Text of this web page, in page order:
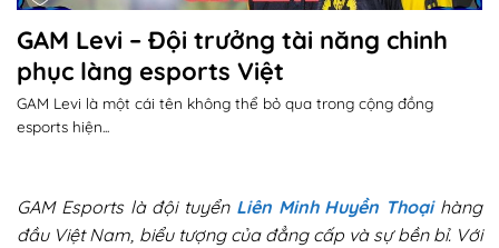
GAM Levi – Đội trưởng tài năng chinh
phục làng esports Việt
GAM Levi là một cái tên không thể bỏ qua trong cộng đồng
esports hiện...
GAM Esports là đội tuyển Liên Minh Huyền Thoạihàng
đầu Việt Nam, biểu tượng của đẳng cấp và sự bền bỉ. Với